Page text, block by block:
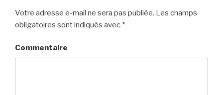
Votre adresse e-mail ne sera pas publiée. Les champs
obligatoires sont indiqués avec *
Commentaire